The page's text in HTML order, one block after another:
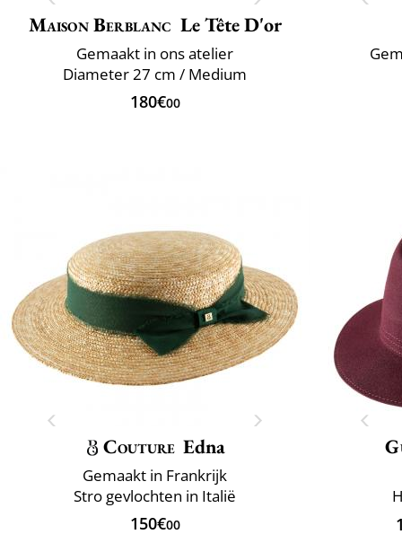
Maison Berblanc Le Tête D'or
Gemaakt in ons atelier
Diameter 27 cm / Medium
180€00
Couture Edna
Gemaakt in Frankrijk
Stro gevlochten in Italië
150€00